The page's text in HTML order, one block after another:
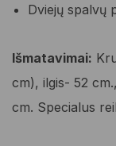
Dviejų spalvų
Išmatavimai:
cm), ilgis- 52
cm. Specialus